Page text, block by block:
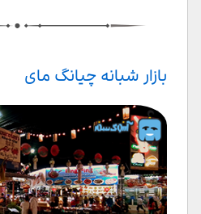
بازار شبانه چیانگ مای